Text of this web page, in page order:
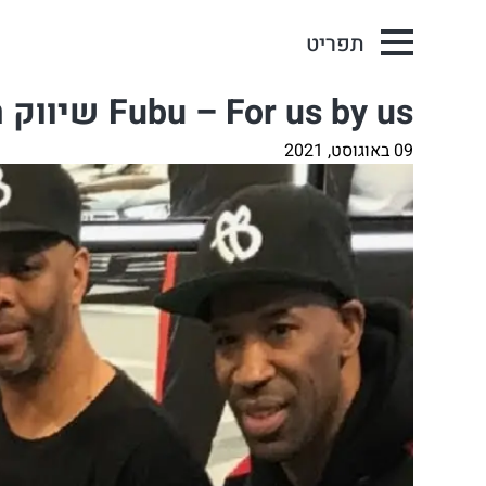
תפריט
Fubu – For us by us שיווק הפרה הסגולה
09 באוגוסט, 2021